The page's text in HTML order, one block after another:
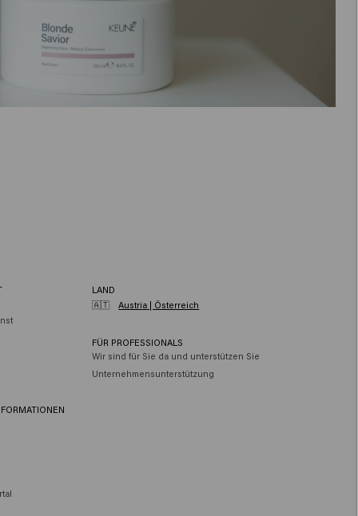
LAND
🇦🇹
Austria | Österreich
FÜR PROFESSIONALS
Wir sind für Sie da und unterstützen Sie
Unternehmensunterstützung